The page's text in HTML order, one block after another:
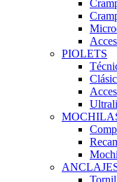
PIOLETS